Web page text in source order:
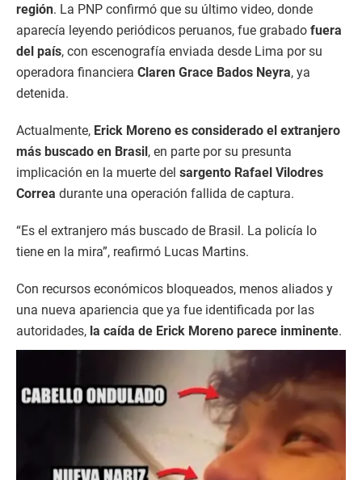
región. La PNP confirmó que su último video, donde
aparecía leyendo periódicos peruanos, fue grabado fuera
del país, con escenografía enviada desde Lima por su
operadora financiera Claren Grace Bados Neyra, ya
detenida.
Actualmente, Erick Moreno es considerado el extranjero
más buscado en Brasil, en parte por su presunta
implicación en la muerte del sargento Rafael Vilodres
Correa durante una operación fallida de captura.
“Es el extranjero más buscado de Brasil. La policía lo
tiene en la mira”, reafirmó Lucas Martins.
Con recursos económicos bloqueados, menos aliados y
una nueva apariencia que ya fue identificada por las
autoridades, la caída de Erick Moreno parece inminente.